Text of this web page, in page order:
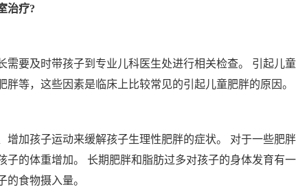
治疗?
需要及时带孩子到专业儿科医生处进行相关检查。 引起儿
胖等，这些因素是临床上比较常见的引起儿童肥胖的原因。
增加孩子运动来缓解孩子生理性肥胖的症状。 对于一些肥
子的体重增加。 长期肥胖和脂肪过多对孩子的身体发育有
的食物摄入量。